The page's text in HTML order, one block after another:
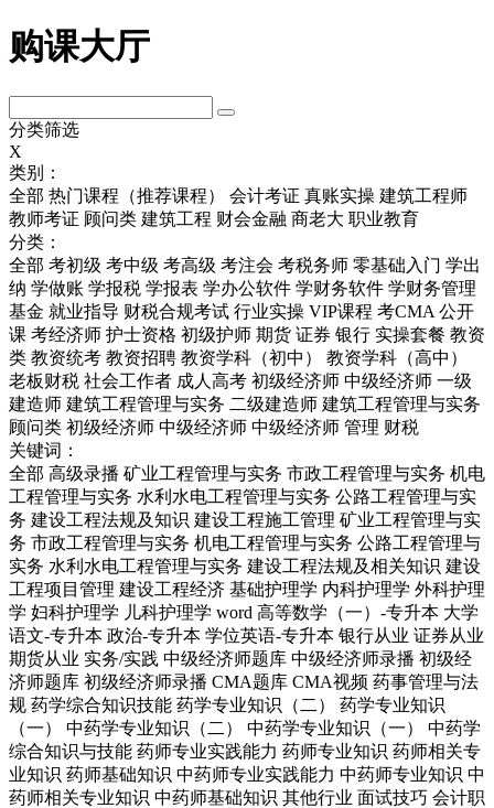
购课大厅
分类筛选
X
类别：
全部 热门课程（推荐课程） 会计考证 真账实操 建筑工程师
教师考证 顾问类 建筑工程 财会金融 商老大 职业教育
分类：
全部 考初级 考中级 考高级 考注会 考税务师 零基础入门 学出
纳 学做账 学报税 学报表 学办公软件 学财务软件 学财务管理
基金 就业指导 财税合规考试 行业实操 VIP课程 考CMA 公开
课 考经济师 护士资格 初级护师 期货 证券 银行 实操套餐 教资
类 教资统考 教资招聘 教资学科（初中）
教资学科（高中）
老板财税 社会工作者 成人高考 初级经济师 中级经济师 一级
建造师 建筑工程管理与实务 二级建造师 建筑工程管理与实务
顾问类 初级经济师 中级经济师 中级经济师 管理 财税
关键词：
全部 高级录播 矿业工程管理与实务 市政工程管理与实务 机电
工程管理与实务 水利水电工程管理与实务 公路工程管理与实
务 建设工程法规及知识 建设工程施工管理 矿业工程管理与实
务 市政工程管理与实务 机电工程管理与实务 公路工程管理与
实务 水利水电工程管理与实务 建设工程法规及相关知识 建设
工程项目管理 建设工程经济 基础护理学 内科护理学 外科护理
学 妇科护理学 儿科护理学 word 高等数学（一）-专升本 大学
语文-专升本 政治-专升本 学位英语-专升本 银行从业 证券从业
期货从业 实务/实践 中级经济师题库 中级经济师录播 初级经
济师题库 初级经济师录播 CMA题库 CMA视频 药事管理与法
规 药学综合知识技能 药学专业知识（二）
药学专业知识
（一）
中药学专业知识（二） 中药学专业知识（一）
中药学
综合知识与技能 药师专业实践能力 药师专业知识 药师相关专
业知识 药师基础知识 中药师专业实践能力 中药师专业知识 中
药师相关专业知识 中药师基础知识 其他行业 面试技巧 会计职